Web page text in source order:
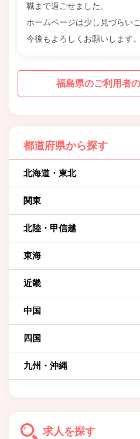
職まで過ごせました。
ホームページは少し見づらい
今後もよろしくお願いします。
福島県のご利用者
都道府県から探す
北海道・東北
関東
北陸・甲信越
東海
近畿
中国
四国
九州・沖縄
求人を探す